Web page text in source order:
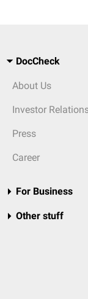
DocCheck
About Us
Investor
Press
Career
For Business
Other stuff